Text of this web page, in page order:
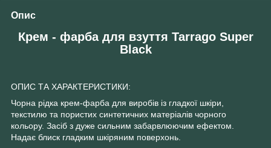
Опис
Крем - фарба для взуття Tarrago Super
Black
ОПИС ТА ХАРАКТЕРИСТИКИ:
Чорна рідка крем-фарба для виробів із гладкої шкіри,
текстилю та пористих синтетичних матеріалів чорного
кольору. Засіб з дуже сильним забарвлюючим ефектом.
Надає блиск гладким шкіряним поверхонь.